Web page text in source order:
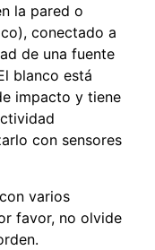
la pared o
conectado a
de una fuente
blanco está
impacto y tiene
con sensores
varios
favor, no olvide